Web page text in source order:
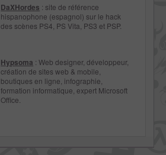
DaXHordes : site de référence
hispanophone (espagnol) sur le hack
des scènes PS4, PS Vita, PS3 et PSP.
Hypsoma : Web designer, développeur,
création de sites web & mobile,
boutiques en ligne, infographie,
formation informatique, expert Microsoft
Office.